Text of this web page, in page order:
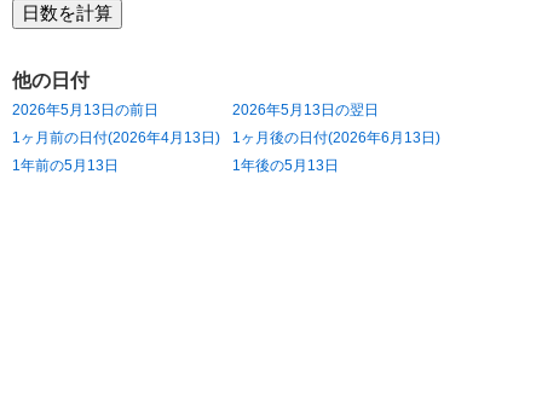
他の日付
2026年5月13日の前日
2026年5月13日の翌日
1ヶ月前の日付(2026年4月13日)
1ヶ月後の日付(2026年6月13日)
1年前の5月13日
1年後の5月13日